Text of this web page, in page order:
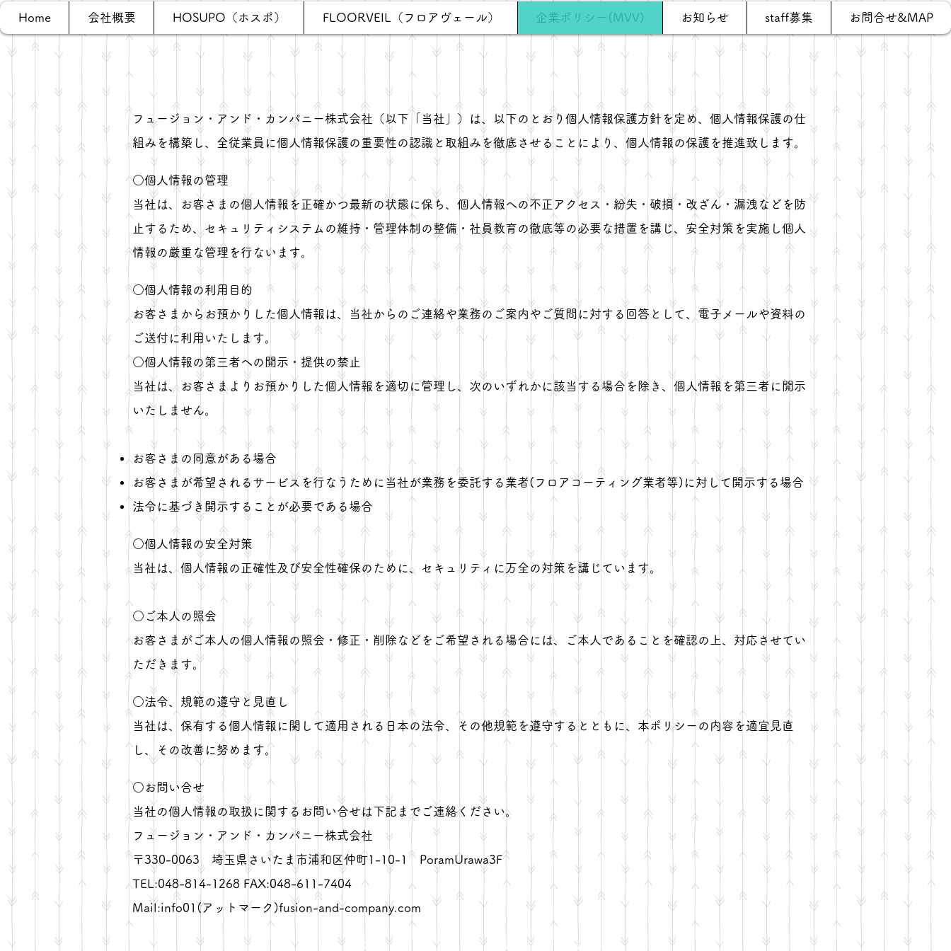
Home 会社概要 HOSUPO（ホスポ） FLOORVEIL（フロアヴェール） 企業ポリシー(MVV) お知らせ staff募集 お問合せ&MAP
privacy policy
フュージョン・アンド・カンパニー株式会社（以下「当社」）は、以下のとおり個人情報保護方針を定め、個人情報保護の仕
組みを構築し、全従業員に個人情報保護の重要性の認識と取組みを徹底させることにより、個人情報の保護を推進致します。
○個人情報の管理
当社は、お客さまの個人情報を正確かつ最新の状態に保ち、個人情報への不正アクセス・紛失・破損・改ざん・漏洩などを防
止するため、セキュリティシステムの維持・管理体制の整備・社員教育の徹底等の必要な措置を講じ、安全対策を実施し個人
情報の厳重な管理を行ないます。
○個人情報の利用目的
お客さまからお預かりした個人情報は、当社からのご連絡や業務のご案内やご質問に対する回答として、電子メールや資料の
ご送付に利用いたします。
○個人情報の第三者への開示・提供の禁止
当社は、お客さまよりお預かりした個人情報を適切に管理し、次のいずれかに該当する場合を除き、個人情報を第三者に開示
いたしません。
お客さまの同意がある場合
お客さまが希望されるサービスを行なうために当社が業務を委託する業者(フロアコーティング業者等)に対して開示する場合
法令に基づき開示することが必要である場合
○個人情報の安全対策
当社は、個人情報の正確性及び安全性確保のために、セキュリティに万全の対策を講じています。
○ご本人の照会
お客さまがご本人の個人情報の照会・修正・削除などをご希望される場合には、ご本人であることを確認の上、対応させてい
ただきます。
○法令、規範の遵守と見直し
当社は、保有する個人情報に関して適用される日本の法令、その他規範を遵守するとともに、本ポリシーの内容を適宜見直
し、その改善に努めます。
○お問い合せ
当社の個人情報の取扱に関するお問い合せは下記までご連絡ください。
フュージョン・アンド・カンパニー株式会社
〒330-0063 埼玉県さいたま市浦和区仲町1-10-1 PoramUrawa3F
TEL:048-814-1268 FAX:048-611-7404
Mail:info01(アットマーク)fusion-and-company.com
フュージョン・アンド・カンパニー株式会社